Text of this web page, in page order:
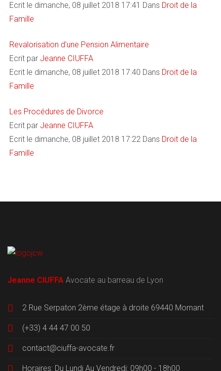
Ecrit le dimanche, 08 juillet 2018 17:41 Dans Droit de la
Famille
Revalorisation d'une Pension Alimentaire
Ecrit par Jeanne CIUFFA
Ecrit le dimanche, 08 juillet 2018 17:40 Dans Droit de la
Famille
Les Procédures de Divorce
Ecrit par Jeanne CIUFFA
Ecrit le dimanche, 08 juillet 2018 17:22 Dans Droit de la
Famille
Jeanne CIUFFA Avocate au barreau de Lyon
2 Rue Serpaton 2ème étage à droite 69440 Mornant
(+33) 4 44 47 00 50
contact@ciuffa-avocate.fr
Horaires: Du Lundi Au Vendredi: 09h00 - 18h00